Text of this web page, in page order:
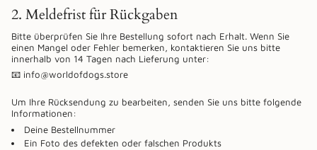
2. Meldefrist für Rückgaben
Bitte überprüfen Sie Ihre Bestellung sofort nach Erhalt. Wenn Sie
einen Mangel oder Fehler bemerken, kontaktieren Sie uns bitte
innerhalb von 14 Tagen nach Lieferung unter:
📧 info@worldofdogs.store
Um Ihre Rücksendung zu bearbeiten, senden Sie uns bitte folgende
Informationen:
Deine Bestellnummer
Ein Foto des defekten oder falschen Produkts